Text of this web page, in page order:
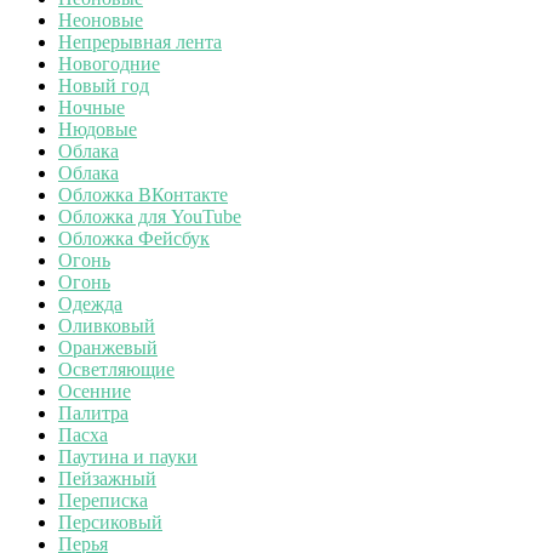
Неоновые
Непрерывная лента
Новогодние
Новый год
Ночные
Нюдовые
Облака
Облака
Обложка ВКонтакте
Обложка для YouTube
Обложка Фейсбук
Огонь
Огонь
Одежда
Оливковый
Оранжевый
Осветляющие
Осенние
Палитра
Пасха
Паутина и пауки
Пейзажный
Переписка
Персиковый
Перья